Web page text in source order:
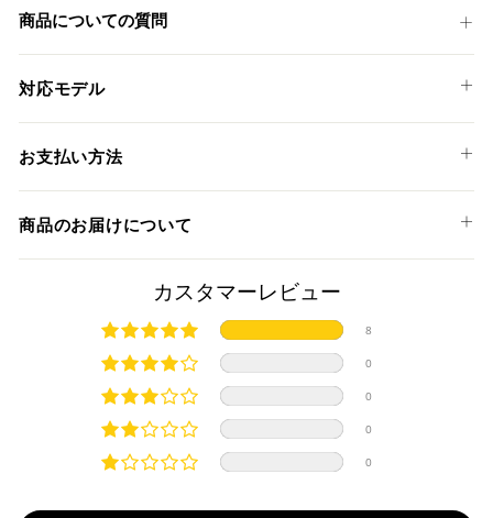
る
商品についての質問
対応モデル
YAMAHA
MT-09 '13-16
MT-09 TRACER '15-17
お支払い方法
クレジットカード
上記クレジットカードをご利用頂けます。
分割払い、リボ払い、3Dセキュア対応カードをご利用の
際は、『クレジットカード決済(3Dセキュア) - SBPS』を
ご選択ください。
対応支払回数について以下の通りです。
商品のお届けについて
商品発送までの日数について
ご希望商品の在庫状況により異なります。 詳しくは該当商品
ページよりご希望のカラー、材質等(オプションがある場合)を
選択後に表示される納期をご確認ください。
国内在庫ありの場合
・平日16時までのご注文、お支払い完了で即日発送いたしま
・前払い決済（銀行振込等）の場合、15時までに弊社でのご
カスタマーレビュー
8
0
0
0
0